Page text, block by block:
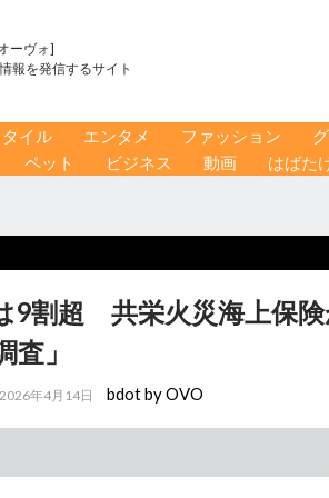
ーヴォ]
報を発信するサイト
イル エンタメ ファッション
ペット ビジネス 動画 はばた
9割超 共栄火災海上保
」
2026年4月14日 bdot by OVO